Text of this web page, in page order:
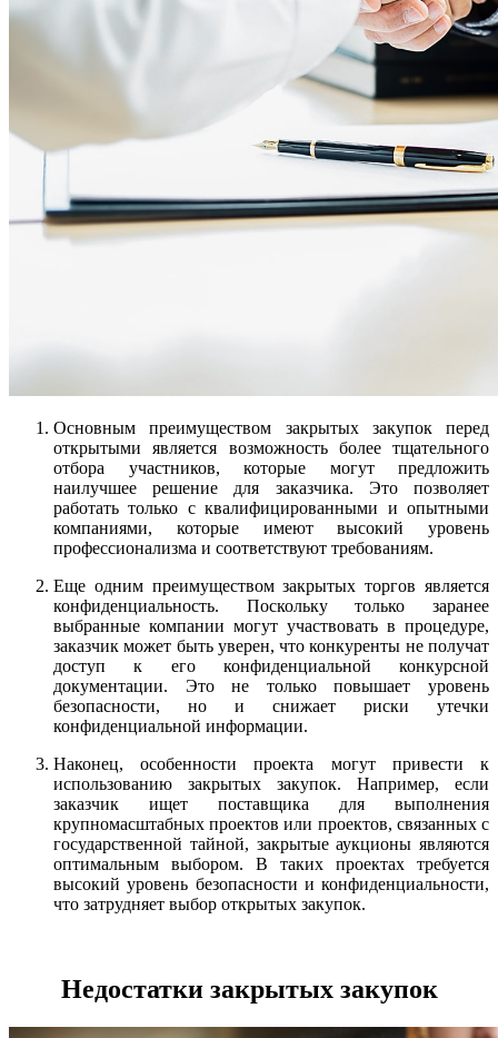
Основным преимуществом закрытых закупок перед
открытыми является возможность более тщательного
отбора участников, которые могут предложить
наилучшее решение для заказчика. Это позволяет
работать только с квалифицированными и опытными
компаниями, которые имеют высокий уровень
профессионализма и соответствуют требованиям.
Еще одним преимуществом закрытых торгов является
конфиденциальность. Поскольку только заранее
выбранные компании могут участвовать в процедуре,
заказчик может быть уверен, что конкуренты не получат
доступ к его конфиденциальной конкурсной
документации. Это не только повышает уровень
безопасности, но и снижает риски утечки
конфиденциальной информации.
Наконец, особенности проекта могут привести к
использованию закрытых закупок. Например, если
заказчик ищет поставщика для выполнения
крупномасштабных проектов или проектов, связанных с
государственной тайной, закрытые аукционы являются
оптимальным выбором. В таких проектах требуется
высокий уровень безопасности и конфиденциальности,
что затрудняет выбор открытых закупок.
Недостатки закрытых закупок